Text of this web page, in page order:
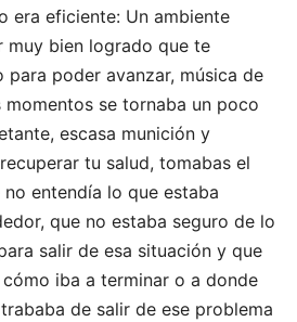
era eficiente: Un ambiente
bien logrado que te
poder avanzar, música de
se tornaba un poco
escasa munición y
tu salud, tomabas el
entendía lo que estaba
que no estaba seguro de lo
salir de esa situación y que
iba a terminar o a donde
de salir de ese problema